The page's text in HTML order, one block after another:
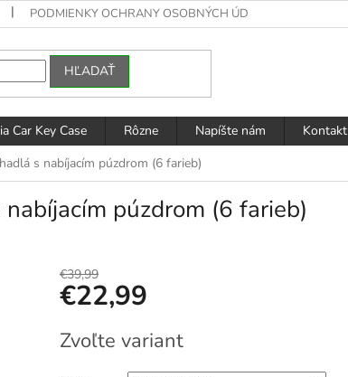
PODMIENKY OCHRANY OSOBNÝCH ÚDAJOV
HĽADAŤ
Car Key Case Rôzne Napíšte nám Kontakt
s nabíjacím púzdrom (6 farieb)
púzdrom (6 farieb)
€39,99
€22,99
cena:
Zvoľte variant